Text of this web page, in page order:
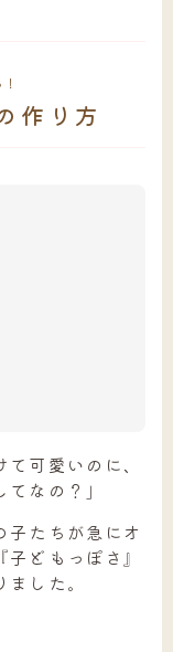
作り方
可愛いのに、
なの？」
子たちが急にオ
どもっぽさ』
した。